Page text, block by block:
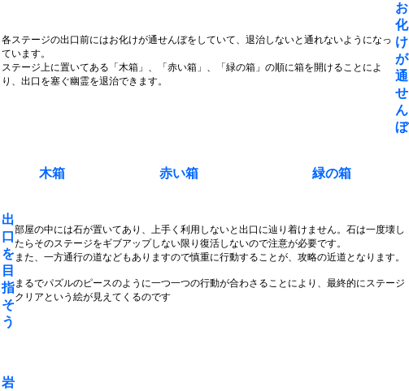
各ステージの出口前にはお化けが通せんぼをしていて、退治しないと通れないようになっ
ています。
ステージ上に置いてある「木箱」、「赤い箱」、「緑の箱」の順に箱を開けることによ
り、出口を塞ぐ幽霊を退治できます。
お
化
け
が
通
せ
ん
ぼ
木箱 赤い箱 緑の箱
出
口
を
目
指
そ
う
部屋の中には石が置いてあり、上手く利用しないと出口に辿り着けません。石は一度壊し
たらそのステージをギブアップしない限り復活しないので注意が必要です。
また、一方通行の道などもありますので慎重に行動することが、攻略の近道となります。
まるでパズルのピースのように一つ一つの行動が合わさることにより、最終的にステージ
クリアという絵が見えてくるのです
岩